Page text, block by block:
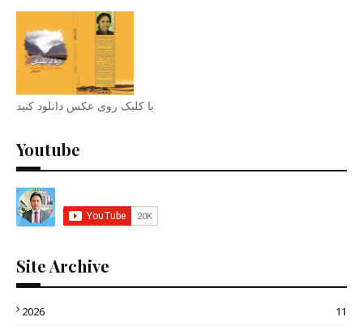
با کلیک روی عکس دانلود کنید
Youtube
Site Archive
2026
11